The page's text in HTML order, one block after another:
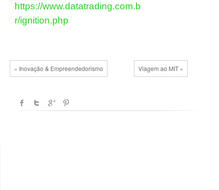
https://www.datatrading.com.b
r/ignition.php
« Inovação & Empreendedorismo Viagem ao MIT »